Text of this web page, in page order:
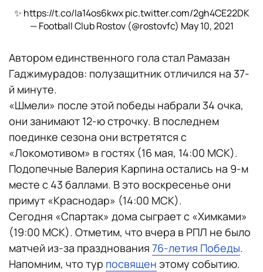
✨ https://t.co/Ia14os6kwx pic.twitter.com/2gh4CE22DK
— Football Club Rostov (@rostovfc) May 10, 2021
Автором единственного гола стал Рамазан
Гаджимурадов: полузащитник отличился на 37-
й минуте.
«Шмели» после этой победы набрали 34 очка,
они занимают 12-ю строчку. В последнем
поединке сезона они встретятся с
«Локомотивом» в гостях (16 мая, 14:00 МСК).
Подопечные Валерия Карпина остались на 9-м
месте с 43 баллами. В это воскресенье они
примут «Краснодар» (14:00 МСК).
Сегодня «Спартак» дома сыграет с «Химками»
(19:00 МСК). Отметим, что вчера в РПЛ не было
матчей из-за празднования 76-летия Победы.
Напомним, что тур посвящен этому событию.